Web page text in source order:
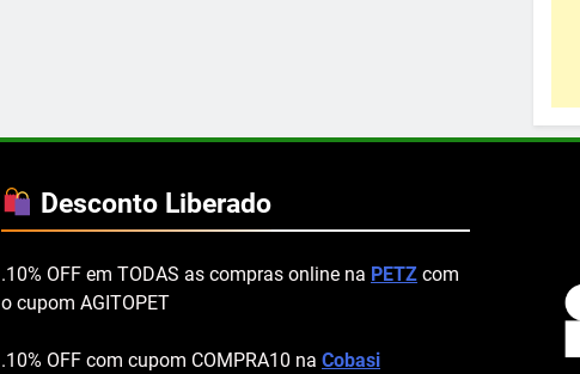
Desconto Liberado
.10% OFF em TODAS as compras online na PETZ com
o cupom AGITOPET
.10% OFF com cupom COMPRA10 na Cobasi